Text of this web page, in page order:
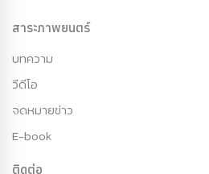
สาระภาพยนตร์
บทความ
วีดีโอ
จดหมายข่าว
E-book
ติดต่อ